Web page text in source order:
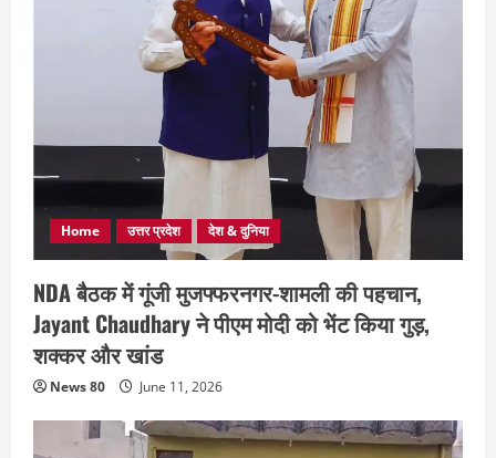
Home उत्तर प्रदेश देश & दुनिया
NDA बैठक में गूंजी मुजफ्फरनगर-शामली की पहचान,
Jayant Chaudhary ने पीएम मोदी को भेंट किया गुड़,
शक्कर और खांड
News 80 June 11, 2026